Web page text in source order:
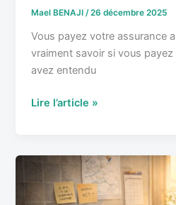
Mael BENAJI/26 décembre 2025
Vous payez votre assurance
vraiment savoir si vous payez
avez entendu
Lire l’article »
Résiliation
pour
non-